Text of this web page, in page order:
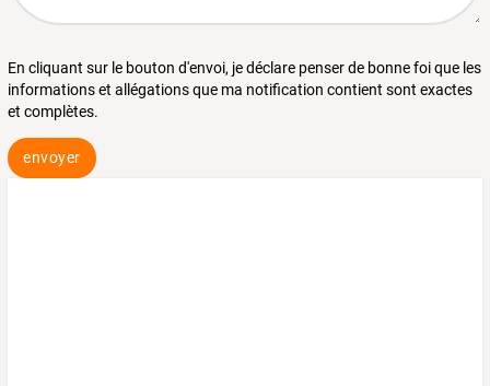
En cliquant sur le bouton d'envoi, je déclare penser de bonne foi que les
informations et allégations que ma notification contient sont exactes
et complètes.
envoyer